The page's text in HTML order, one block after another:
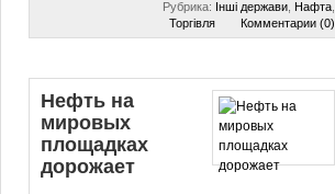
Рубрика: Інші держави Нафта
Торгівля
Комментарии (0)
Нефть на
мировых
площадках
дорожает